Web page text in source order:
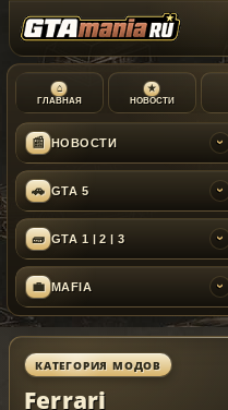
⌂
ГЛАВНАЯ
★
НОВОСТИ
📰 НОВОСТИ ›
🚗 GTA 5 ›
🧱 GTA 1 | 2 | 3 ›
💼 MAFIA ›
КАТЕГОРИЯ МОДОВ
Ferrari